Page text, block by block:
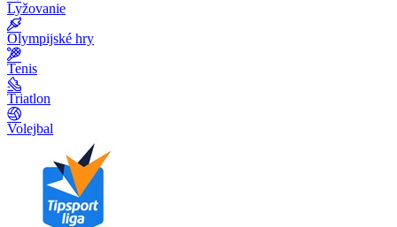
Lyžovanie
Olympijské hry
Tenis
Triatlon
Volejbal